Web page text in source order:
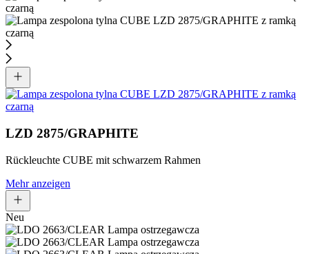
LZD 2875/GRAPHITE
Rückleuchte CUBE mit schwarzem Rahmen
Mehr anzeigen
Neu